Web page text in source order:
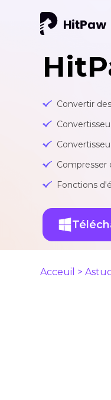
Convertir
Compresser
Fonctions
Acceuil >